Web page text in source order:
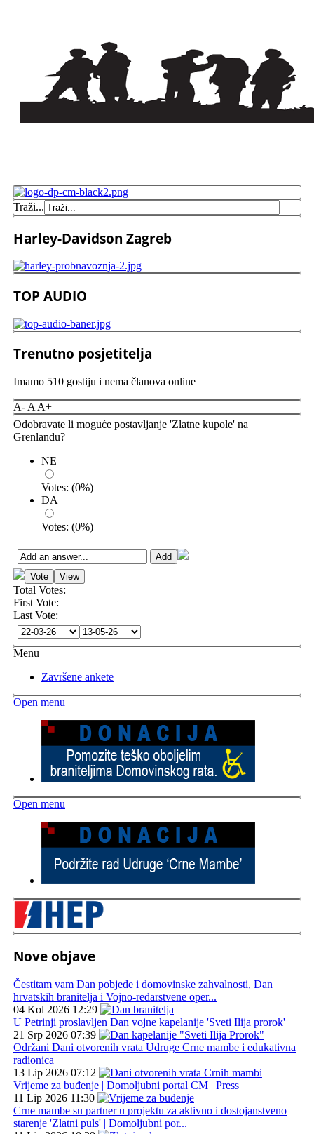
Traži...
Harley-Davidson Zagreb
TOP AUDIO
Trenutno posjetitelja
Imamo 510 gostiju i nema članova online
A- A A+
Odobravate li moguće postavljanje 'Zlatne kupole' na
Grenlandu?
NE
Votes: (0%)
DA
Votes: (0%)
Total Votes:
First Vote:
Last Vote:
Menu
Završene ankete
Open menu
Open menu
Nove objave
Čestitam vam Dan pobjede i domovinske zahvalnosti, Dan
hrvatskih branitelja i Vojno-redarstvene oper...
04 Kol 2026 12:29
U Petrinji proslavljen Dan vojne kapelanije 'Sveti Ilija prorok'
21 Srp 2026 07:39
Održani Dani otvorenih vrata Udruge Crne mambe i edukativna
radionica
13 Lip 2026 07:12
Vrijeme za buđenje | Domoljubni portal CM | Press
11 Lip 2026 11:30
Crne mambe su partner u projektu za aktivno i dostojanstveno
starenje 'Zlatni puls' | Domoljubni por...